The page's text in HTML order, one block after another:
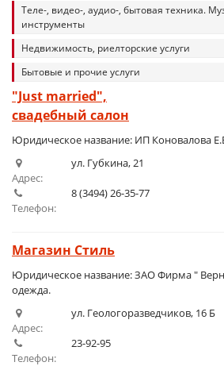
Теле-, видео-, аудио-, бытовая техника.
инструменты
Недвижимость, риелторские услуги
Бытовые и прочие услуги
"Just married",
свадебный салон
Юридическое название: ИП Коновалова
Адрес:
ул. Губкина, 21
Телефон:
8 (3494) 26-35-77
Магазин Стиль
Юридическое название: ЗАО Фирма "
одежда.
Адрес:
ул. Геологоразведчиков, 16 Б
Телефон:
23-92-95